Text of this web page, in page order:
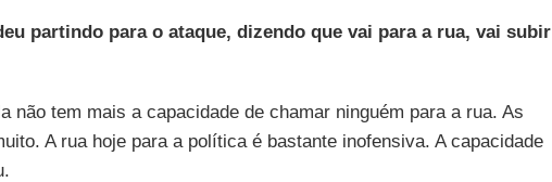
partindo para o ataque, dizendo que vai para a rua, vai subir
não tem mais a capacidade de chamar ninguém para a rua. As
A rua hoje para a política é bastante inofensiva. A capacidade